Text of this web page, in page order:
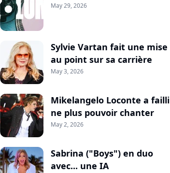
May 29, 2026
Sylvie Vartan fait une mise
au point sur sa carrière
May 3, 2026
Mikelangelo Loconte a failli
ne plus pouvoir chanter
May 2, 2026
Sabrina ("Boys") en duo
avec... une IA